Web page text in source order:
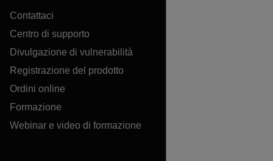
Contattaci
Centro di supporto
Divulgazione di vulnerabilità
Registrazione del prodotto
Ordini online
Formazione
Webinar e video di formazione